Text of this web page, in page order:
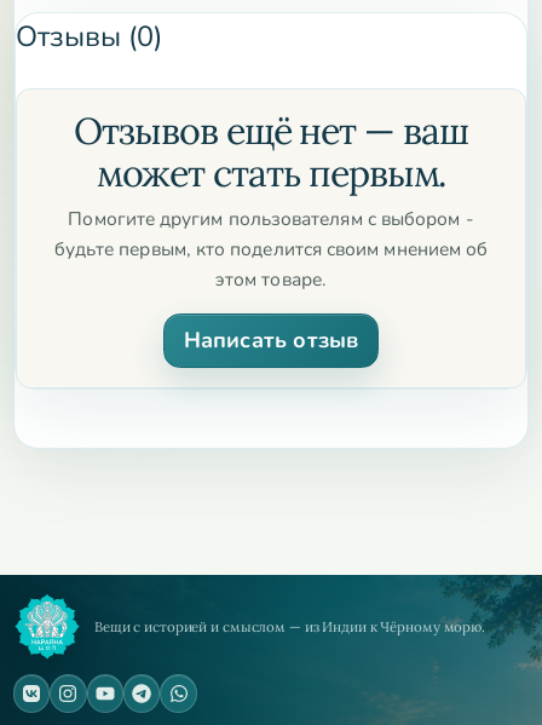
Отзывы (0)
Отзывов ещё нет — ваш
может стать первым.
Помогите другим пользователям с выбором -
будьте первым, кто поделится своим мнением об
этом товаре.
Написать отзыв
Вещи с историей и смыслом — из Индии к Чёрному морю.